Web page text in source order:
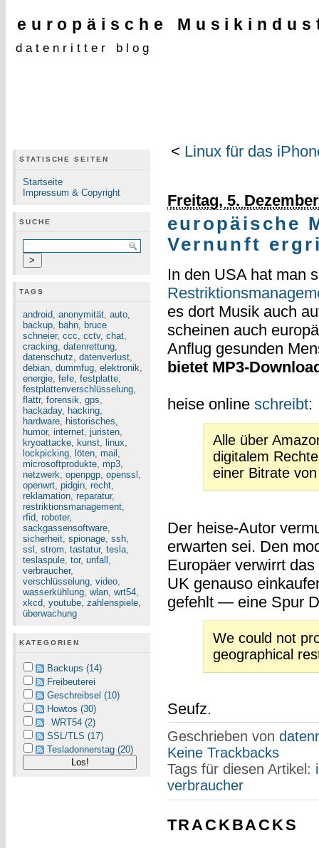
europäische
datenritter blog
STATISCHE SEITEN
Startseite
Impressum & Copyright
SUCHE
TAGS
android, anonymität, auto,
backup, bahn, bruce
schneier, ccc, cctv, chat,
cracking, datenrettung,
datenschutz, datenverlust,
debian, dummfug, elektronik,
energie, fefe, festplatte,
festplattenverschlüsselung,
flattr, forensik, gps,
hackaday, hacking,
hardware, historisches,
humor, internet, juristen,
kryoattacke, kunst, linux,
lockpicking, löten, mail ,
microsoftprodukte, mp3,
netzwerk, openpgp, openssl ,
openwrt, pidgin, recht,
reklamation, reparatur,
restriktionsmanagement,
rfid, roboter,
sackgassensoftware,
sicherheit, spionage, ssh,
ssl , strom, tastatur, tesla,
teslaspule, tor, unfall ,
verbraucher,
verschlüsselung, video,
wasserkühlung, wlan, wrt54,
xkcd, youtube, zahlenspiele,
überwachung
KATEGORIEN
Backups (14)
Freibeuterei
Geschreibsel (10)
Howtos (30)
WRT54 (2)
SSL/TLS (17)
Tesladonnerstag (20)
< Linux für das
Freitag, 5.
europäische
Vernunft
In den USA hat man
es dort Musik auch
scheinen auch
Anflug gesunden
bietet MP3-
heise online schreibt:
Alle über
digitalem
einer Bitrate
Der heise-Autor
erwarten sei. Den
Europäer verwirrt
UK genauso
gefehlt — eine Spur
We could not
geographical
Seufz.
Geschrieben von
Keine Trackbacks
Tags für diesen Artikel:
verbraucher
TRACKBACKS